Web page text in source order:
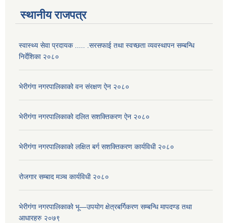
स्थानीय राजपत्र
स्वास्थ्य सेवा प्रदायक ..... .सरसफाई तथा स्वच्छता व्यवस्थापन सम्बन्धि
निर्देशिका २०८०
भेरीगंगा नगरपालिकाको वन संरक्षण ऐन २०८०
भेरीगंगा नगरपालिकाको दलित सशक्तिकरण ऐन २०८०
भेरीगंगा नगरपालिकाको लक्षित बर्ग सशक्तिकरण कार्यविधी २०८०
रोजगार सम्बाद मञ्च कार्यविधी २०८०
भेरीगंगा नगरपालिकाको भू—उपयोग क्षेत्रबर्गिकरण सम्बन्धि मापदण्ड तथा
आधारहरु २०७९